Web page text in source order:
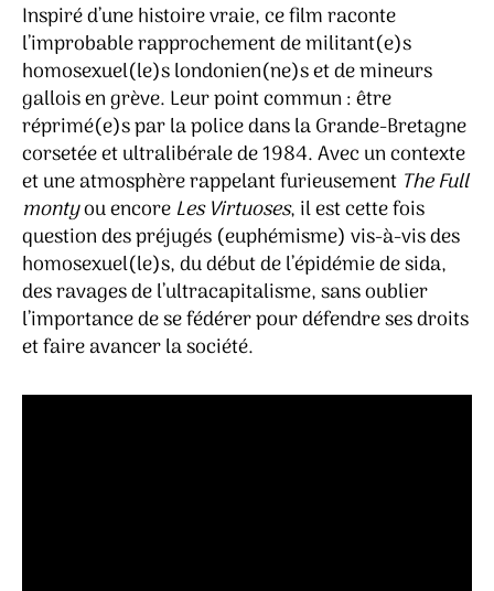
Inspiré d’une histoire vraie, ce film raconte
l’improbable rapprochement de militant(e)s
homosexuel(le)s londonien(ne)s et de mineurs
gallois en grève. Leur point commun : être
réprimé(e)s par la police dans la Grande-Bretagne
corsetée et ultralibérale de 1984. Avec un contexte
et une atmosphère rappelant furieusement The Full
montyou encore Les Virtuoses, il est cette fois
question des préjugés (euphémisme) vis-à-vis des
homosexuel(le)s, du début de l’épidémie de sida,
des ravages de l’ultracapitalisme, sans oublier
l’importance de se fédérer pour défendre ses droits
et faire avancer la société.